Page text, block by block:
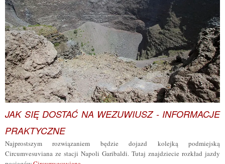
JAK SIĘ DOSTAĆ NA WEZUWIUSZ - INFORMACJE
PRAKTYCZNE
Najprostszym rozwiązaniem będzie dojazd kolejką podmiejską
Circumvesuviana ze stacji Napoli Garibaldi. Tutaj znajdziecie rozkład jazdy